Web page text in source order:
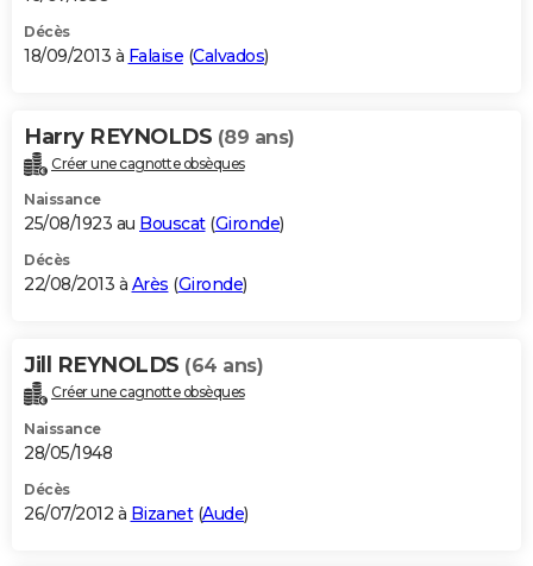
Décès
18/09/2013 à Falaise (Calvados)
Harry REYNOLDS (89 ans)
Créer une cagnotte obsèques
Naissance
25/08/1923 au Bouscat(Gironde)
Décès
22/08/2013 à Arès (Gironde)
Jill REYNOLDS (64 ans)
Créer une cagnotte obsèques
Naissance
28/05/1948
Décès
26/07/2012 à Bizanet(Aude)